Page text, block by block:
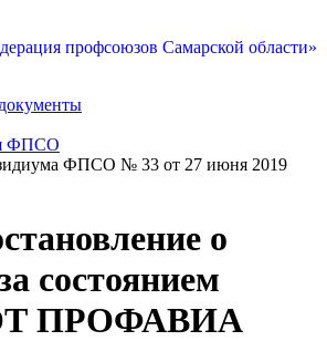
профсоюзов Самарской области»
ФПСО
ФПСО № 33 от 27 июня 2019
о
состоянием
ПРОФАВИА